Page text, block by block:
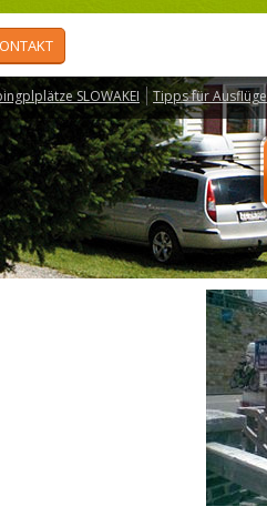
SLOWAKEI Tipps für Ausflüge